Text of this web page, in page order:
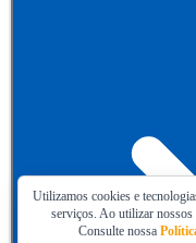
Utilizamos cookies e
serviços. Ao utilizar nossos
Consulte nossa